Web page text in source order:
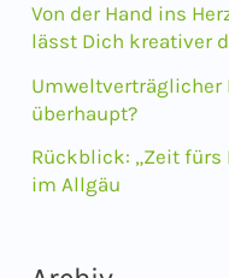
c
:
Von der Hand ins
lässt Dich kreativer
Umweltverträglicher
überhaupt?
Rückblick: „Zeit fürs
im Allgäu